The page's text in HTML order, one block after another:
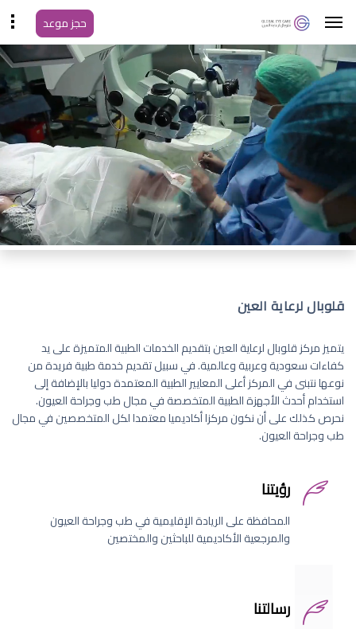
حجز موعد
قلوبال لرعاية العين
يتميز مركز قلوبال لرعاية العين بتقديم الخدمات الطبية المتميزة على يد
كفاءات سعودية وعربية وعالمية. في سبيل تقديم خدمة طبية فريدة من
نوعها نتبنى في المركز أعلى المعايير الطبية المعتمدة دوليا بالإضافة إلى
استخدام أحدث الأجهزة الطبية المتخصصة في مجال طب وجراحة العيون.
نحرص كذلك على أن نكون مركزا أكاديميا معتمدا لكل المتخصصين في مجال
طب وجراحة العيون.
رؤيتنا
المحافظة على الريادة الإقليمية في طب وجراحة العيون
والمرجعية الأكاديمية للباحثين والمختصين
رسالتنا